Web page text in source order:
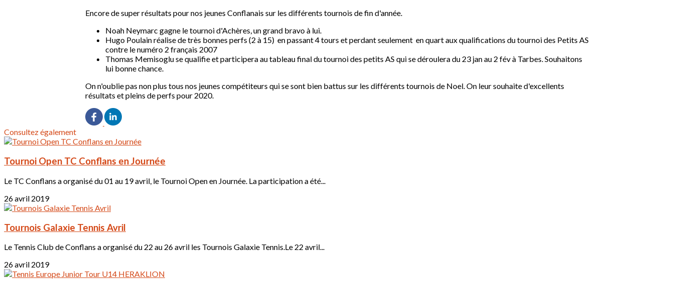
Encore de super résultats pour nos jeunes Conflanais sur les différents tournois de fin d'année.
Noah Neymarc gagne le tournoi d'Achères, un grand bravo à lui.
Hugo Poulain réalise de très bonnes perfs (2 à 15) en passant 4 tours et perdant seulement en quart aux qualifications du tournoi des Petits AS
contre le numéro 2 français 2007
Thomas Memisoglu se qualifie et participera au tableau final du tournoi des petits AS qui se déroulera du 23 jan au 2 fév à Tarbes. Souhaitons
lui bonne chance.
On n'oublie pas non plus tous nos jeunes compétiteurs qui se sont bien battus sur les différents tournois de Noel. On leur souhaite d'excellents
résultats et pleins de perfs pour 2020.
Consultez également
Tournoi Open TC Conflans en Journée
Le TC Conflans a organisé du 01 au 19 avril, le Tournoi Open en Journée. La participation a été...
26 avril 2019
Tournois Galaxie Tennis Avril
Le Tennis Club de Conflans a organisé du 22 au 26 avril les Tournois Galaxie Tennis.Le 22 avril...
26 avril 2019